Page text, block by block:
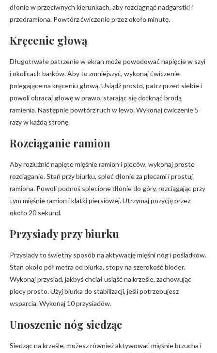
dłonie w przeciwnych kierunkach, aby rozciągnąć nadgarstki i
przedramiona. Powtórz ćwiczenie przez około minutę.
Kręcenie głową
Długotrwałe patrzenie w ekran może powodować napięcie w szyi
i okolicach barków. Aby to zmniejszyć, wykonaj ćwiczenie
polegające na kręceniu głową. Usiądź prosto, patrz przed siebie i
powoli obracaj głowę w prawo, starając się dotknąć brodą
ramienia. Następnie powtórz ruch w lewo. Wykonaj ćwiczenie 5
razy w każdą stronę.
Rozciąganie ramion
Aby rozluźnić napięte mięśnie ramion i pleców, wykonaj proste
rozciąganie. Stań przy biurku, spleć dłonie za plecami i prostuj
ramiona. Powoli podnoś splecione dłonie do góry, rozciągając przy
tym mięśnie ramion i klatki piersiowej. Utrzymaj pozycję przez
około 20 sekund.
Przysiady przy biurku
Przysiady to świetny sposób na aktywację mięśni nóg i pośladków.
Stań około pół metra od biurka, stopy na szerokość bioder.
Wykonaj przysiad, jakbyś chciał usiąść na krześle, zachowując
plecy prosto. Użyj biurka do stabilizacji, jeśli potrzebujesz
wsparcia. Wykonaj 10 przysiadów.
Unoszenie nóg siedząc
Siedząc na krześle, możesz również aktywować mięśnie brzucha i